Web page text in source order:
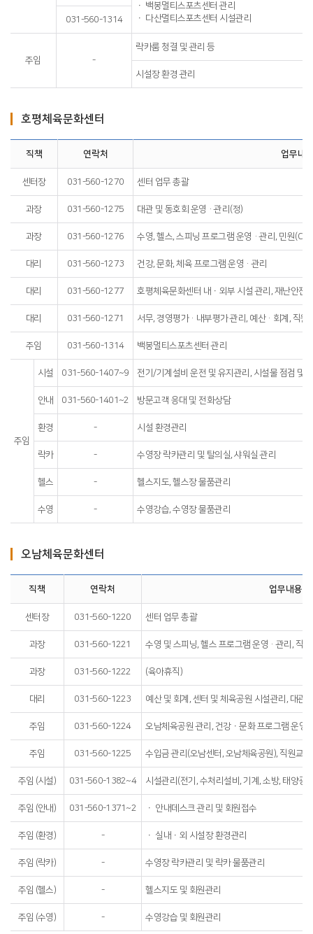
ㆍ 백봉멀티스포츠센터 관리
ㆍ 다산멀티스포츠센터 시설관리
031-560-1314
주임 -
락카룸 청결 및 관리 등
시설장 환경 관리
호평체육문화센터
직책 연락처 업무내
센터장 031-560-1270 센터 업무 총괄
과장 031-560-1275 대관 및 동호회 운영·관리(정)
과장 031-560-1276 수영, 헬스, 스피닝 프로그램 운영·관리, 민원(CS
대리 031-560-1273 건강, 문화, 체육 프로그램 운영·관리
대리 031-560-1277 호평체육문화센터 내ㆍ외부 시설 관리, 재난안전
대리 031-560-1271 서무, 경영평가·내부평가 관리, 예산·회계, 직원
주임 031-560-1314 백봉멀티스포츠센터 관리
주임
시설 031-560-1407~9 전기/기계설비 운전 및 유지관리, 시설물 점검 및
안내 031-560-1401~2 방문고객 응대 및 전화상담
환경 - 시설 환경관리
락카 - 수영장 락카관리 및 탈의실, 샤워실 관리
헬스 - 헬스지도, 헬스장 물품관리
수영 - 수영강습, 수영장 물품관리
오남체육문화센터
직책 연락처 업무내용
센터장 031-560-1220 센터 업무 총괄
과장 031-560-1221 수영 및 스피닝, 헬스 프로그램 운영·관리, 직
과장 031-560-1222 (육아휴직)
대리 031-560-1223 예산 및 회계, 센터 및 체육공원 시설관리, 대관
주임 031-560-1224 오남체육공원 관리, 건강ㆍ문화 프로그램 운영
주임 031-560-1225 수입금 관리(오남센터, 오남체육공원), 직원교
주임 (시설) 031-560-1382~4 시설관리(전기, 수처리설비, 기계, 소방, 태양광
주임 (안내) 031-560-1371~2 ㆍ 안내데스크 관리 및 회원접수
주임 (환경) - ㆍ 실내ㆍ외 시설장 환경관리
주임 (락카) - 수영장 락카관리 및 락카 물품관리
주임 (헬스) - 헬스지도 및 회원관리
주임 (수영) - 수영강습 및 회원관리